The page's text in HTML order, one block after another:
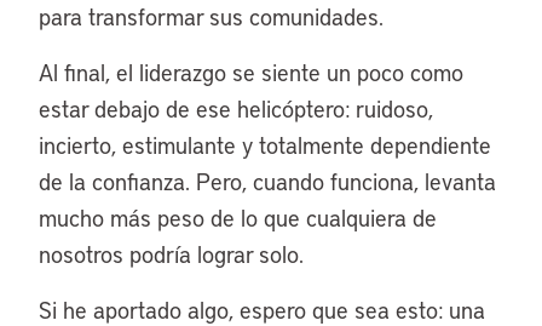
para transformar sus comunidades.
Al final, el liderazgo se siente un poco como
estar debajo de ese helicóptero: ruidoso,
incierto, estimulante y totalmente dependiente
de la confianza. Pero, cuando funciona, levanta
mucho más peso de lo que cualquiera de
nosotros podría lograr solo.
Si he aportado algo, espero que sea esto: una